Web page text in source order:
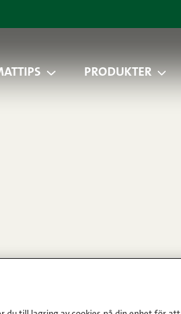
PRODUKTER